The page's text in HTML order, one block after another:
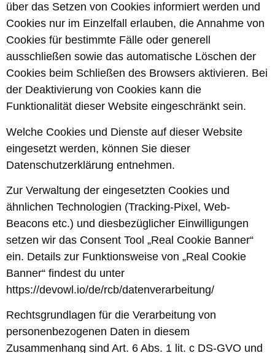
über das Setzen von Cookies informiert werden und
Cookies nur im Einzelfall erlauben, die Annahme von
Cookies für bestimmte Fälle oder generell
ausschließen sowie das automatische Löschen der
Cookies beim Schließen des Browsers aktivieren. Bei
der Deaktivierung von Cookies kann die
Funktionalität dieser Website eingeschränkt sein.
Welche Cookies und Dienste auf dieser Website
eingesetzt werden, können Sie dieser
Datenschutzerklärung entnehmen.
Zur Verwaltung der eingesetzten Cookies und
ähnlichen Technologien (Tracking-Pixel, Web-
Beacons etc.) und diesbezüglicher Einwilligungen
setzen wir das Consent Tool „Real Cookie Banner“
ein. Details zur Funktionsweise von „Real Cookie
Banner“ findest du unter
https://devowl.io/de/rcb/datenverarbeitung/
Rechtsgrundlagen für die Verarbeitung von
personenbezogenen Daten in diesem
Zusammenhang sind Art. 6 Abs. 1 lit. c DS-GVO und